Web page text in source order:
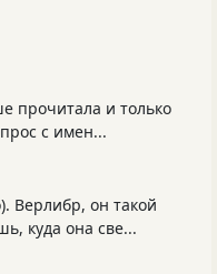
прочитала и только
с имен...
Верлибр, он такой
куда она све...